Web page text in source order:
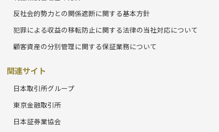
反社会的勢力との関係遮断に関する基本方針
犯罪による収益の移転防止に関する法律の当社対応について
顧客資産の分別管理に関する保証業務について
関連サイト
日本取引所グループ
東京金融取引所
日本証券業協会